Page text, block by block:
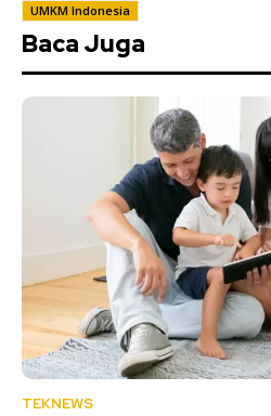
UMKM Indonesia
Baca Juga
TEKNEWS